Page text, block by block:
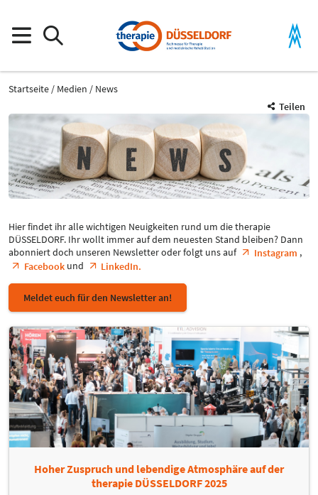
Startseite Medien
News
Teilen
Hier findet ihr alle wichtigen Neuigkeiten rund um die therapie
DÜSSELDORF. Ihr wollt immer auf dem neuesten Stand bleiben? Dann
abonniert doch unseren Newsletter oder folgt uns auf
Instagram ,
Facebookund LinkedIn.
Meldet euch für den Newsletter an!
Hoher Zuspruch und lebendige Atmosphäre auf der
therapie DÜSSELDORF 2025